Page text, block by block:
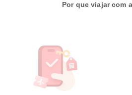
Por que viajar com